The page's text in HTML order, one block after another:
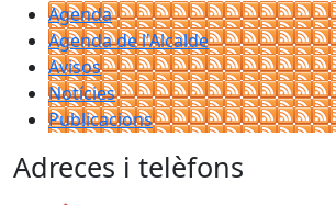
Agenda
Agenda de l'Alcalde
Avisos
Notícies
Publicacions
Adreces i telèfons